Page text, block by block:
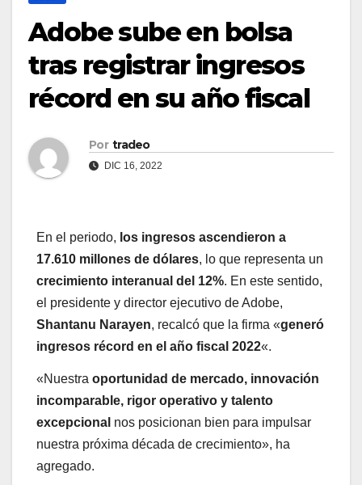
Adobe sube en bolsa
tras registrar ingresos
récord en su año fiscal
Por tradeo
DIC 16, 2022
En el periodo, los ingresos ascendieron a
17.610 millones de dólares, lo que representa un
crecimiento interanual del 12%. En este sentido,
el presidente y director ejecutivo de Adobe,
Shantanu Narayen, recalcó que la firma «generó
ingresos récord en el año fiscal 2022«.
«Nuestra oportunidad de mercado, innovación
incomparable, rigor operativo y talento
excepcional nos posicionan bien para impulsar
nuestra próxima década de crecimiento», ha
agregado.